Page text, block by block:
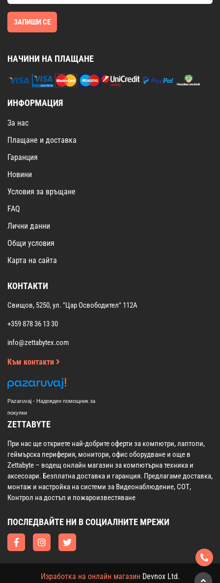
ЗАПИШИ СЕ
НАЧИНИ НА ПЛАЩАНЕ
ИНФОРМАЦИЯ
За нас
Плащане и доставка
Гаранция
Новини
Условия за връщане
FAQ
Лични данни
Общи условия
Карта на сайта
КОНТАКТИ
Свищов, 5250, ул. "Цар Освободител" 112А
+359 878 36 13 30
info@zettabytex.com
Към контакти
Pazaruvaj - Надежден помощник за
покупки
ZETTABYTE
При нас ще откриете най-добрите оферти за компютри, лаптопи,
геймърска периферия, монитори, офис оборудване и още в
Zettabyte – водещ онлайн магазин за компютърна техника и
аксесоари. Безплатна доставка и гаранция. Предлагаме доставка,
монтаж и настройка на системи за Видеонаблюдение, СОТ,
Контрол на достъп и пожароизвестяване
ПОСЛЕДВАЙТЕ НИ В СОЦИАЛНИТЕ МРЕЖИ
Изработка на онлайн магазин Devnox Ltd.